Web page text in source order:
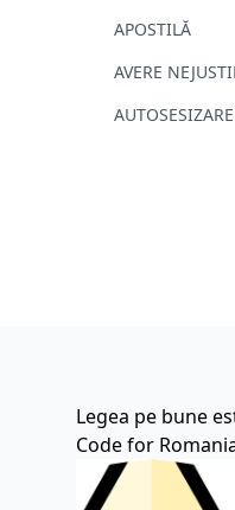
APOSTILĂ
AVERE
AUTOSESIZARE
Legea pe bune
Code for